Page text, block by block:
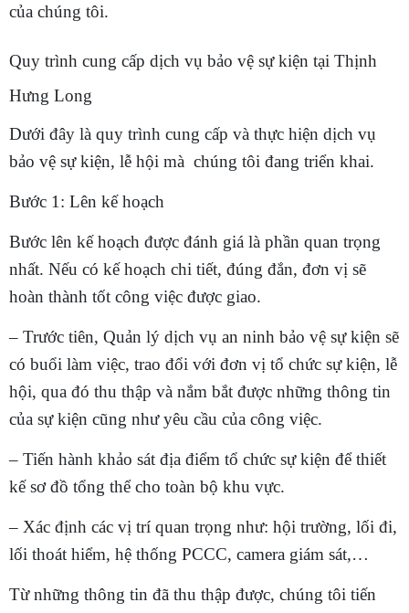
của chúng tôi.
Quy trình cung cấp dịch vụ bảo vệ sự kiện tại Thịnh
Hưng Long
Dưới đây là quy trình cung cấp và thực hiện dịch vụ
bảo vệ sự kiện, lễ hội mà chúng tôi đang triển khai.
Bước 1: Lên kế hoạch
Bước lên kế hoạch được đánh giá là phần quan trọng
nhất. Nếu có kế hoạch chi tiết, đúng đắn, đơn vị sẽ
hoàn thành tốt công việc được giao.
– Trước tiên, Quản lý dịch vụ an ninh bảo vệ sự kiện sẽ
có buổi làm việc, trao đổi với đơn vị tổ chức sự kiện, lễ
hội, qua đó thu thập và nắm bắt được những thông tin
của sự kiện cũng như yêu cầu của công việc.
– Tiến hành khảo sát địa điểm tổ chức sự kiện để thiết
kế sơ đồ tổng thể cho toàn bộ khu vực.
– Xác định các vị trí quan trọng như: hội trường, lối đi,
lối thoát hiểm, hệ thống PCCC, camera giám sát,…
Từ những thông tin đã thu thập được, chúng tôi tiến